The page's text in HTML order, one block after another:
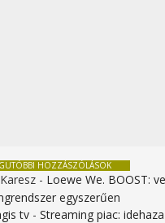
HOZZÁSZÓLÁSOK
- Loewe We. BOOST:
egyszerűen
tv -Streaming piac: